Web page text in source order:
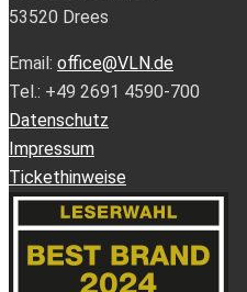
53520 Drees
Email: office@VLN.de
Tel.: +49 2691 4590-700
Datenschutz
Impressum
Tickethinweise